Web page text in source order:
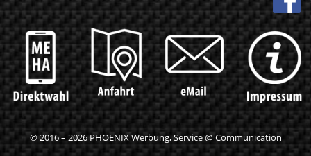
© 2016 – 2026PHOENIX Werbung, Service @ Communication